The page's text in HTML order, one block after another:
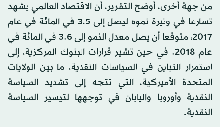
من جهة أخرى، أوضح التقرير، أن الاقتصاد العالمي يشهد
تسارعا في وتيرة نموه ليصل إلى 3.5 في المائة في عام
2017، متوقعا أن يصل معدل النمو إلى 3.6 في المائة في
عام 2018. في حين تشير قرارات البنوك المركزية، إلى
استمرار التباين في السياسات النقدية، ما بين الولايات
المتحدة الأميركية، التي تتجه إلى تشديد السياسة
النقدية وأوروبا واليابان في توجهها لتيسير السياسة
النقدية.